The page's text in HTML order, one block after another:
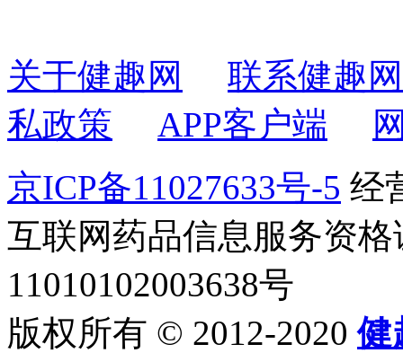
关于健趣网
联系健趣网
私政策
APP客户端
京ICP备11027633号-5 经
互联网药品信息服务资
11010102003638号
版权所有 © 2012-2020健